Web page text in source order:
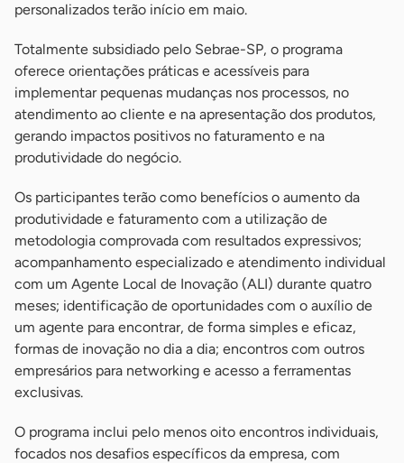
personalizados terão início em maio.
Totalmente subsidiado pelo Sebrae-SP, o programa
oferece orientações práticas e acessíveis para
implementar pequenas mudanças nos processos, no
atendimento ao cliente e na apresentação dos produtos,
gerando impactos positivos no faturamento e na
produtividade do negócio.
Os participantes terão como benefícios o aumento da
produtividade e faturamento com a utilização de
metodologia comprovada com resultados expressivos;
acompanhamento especializado e atendimento individual
com um Agente Local de Inovação (ALI) durante quatro
meses; identificação de oportunidades com o auxílio de
um agente para encontrar, de forma simples e eficaz,
formas de inovação no dia a dia; encontros com outros
empresários para networking e acesso a ferramentas
exclusivas.
O programa inclui pelo menos oito encontros individuais,
focados nos desafios específicos da empresa, com